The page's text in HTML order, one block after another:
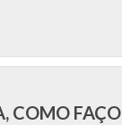
COMO FAÇO